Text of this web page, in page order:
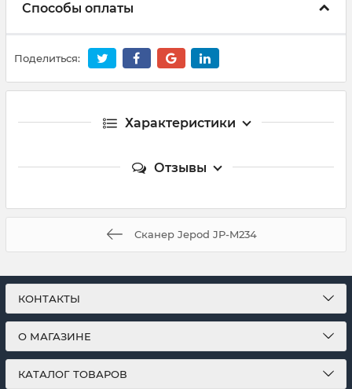
Способы оплаты
Поделиться:
Характеристики
Отзывы
Сканер Jepod JP-M234
КОНТАКТЫ
О МАГАЗИНЕ
КАТАЛОГ ТОВАРОВ